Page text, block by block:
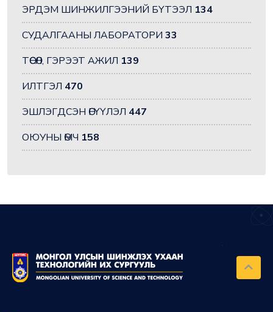
ЭРДЭМ ШИНЖИЛГЭЭНИЙ БҮТЭЭЛ 134
СУДАЛГААНЫ ЛАБОРАТОРИ 33
ТӨСӨЛ, ГЭРЭЭТ АЖИЛ 139
ИЛТГЭЛ 470
ЭШЛЭГДСЭН ӨГҮҮЛЭЛ 447
ОЮУНЫ ӨМЧ 158